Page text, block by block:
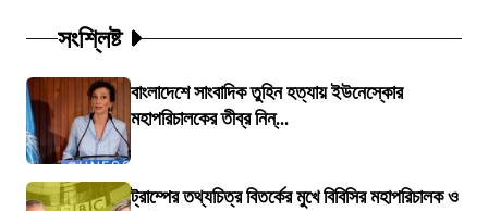
সংশ্লিষ্ট
বাংলাদেশে সাংবাদিক তুহিন হত্যায় ইউনেস্কোর
মহাপরিচালকের তীব্র নিন্...
ট্রাম্পের তথ্যচিত্র বিতর্কের মুখে বিবিসির মহাপরিচালক ও